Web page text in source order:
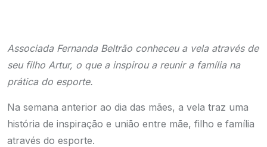
Associada Fernanda Beltrão conheceu a vela através de
seu filho Artur, o que a inspirou a reunir a família na
prática do esporte.
Na semana anterior ao dia das mães, a vela traz uma
história de inspiração e união entre mãe, filho e família
através do esporte.